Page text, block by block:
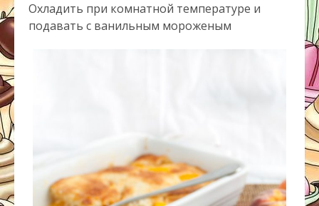
Охладить при комнатной температуре и
подавать с ванильным мороженым